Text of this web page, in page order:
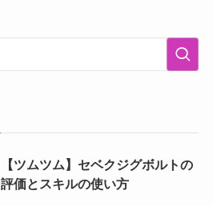
【ツムツム】セベクジグボルトの
評価とスキルの使い方